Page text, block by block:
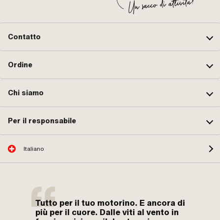
Contatto
Ordine
Chi siamo
Per il responsabile
Italiano
Tutto per il tuo motorino. E ancora di
più per il cuore. Dalle viti al vento in